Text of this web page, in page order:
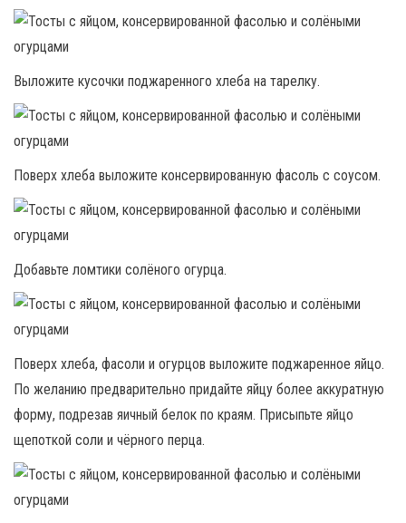
Выложите кусочки поджаренного хлеба на тарелку.
Поверх хлеба выложите консервированную фасоль с соусом.
Добавьте ломтики солёного огурца.
Поверх хлеба, фасоли и огурцов выложите поджаренное яйцо.
По желанию предварительно придайте яйцу более аккуратную
форму, подрезав яичный белок по краям. Присыпьте яйцо
щепоткой соли и чёрного перца.